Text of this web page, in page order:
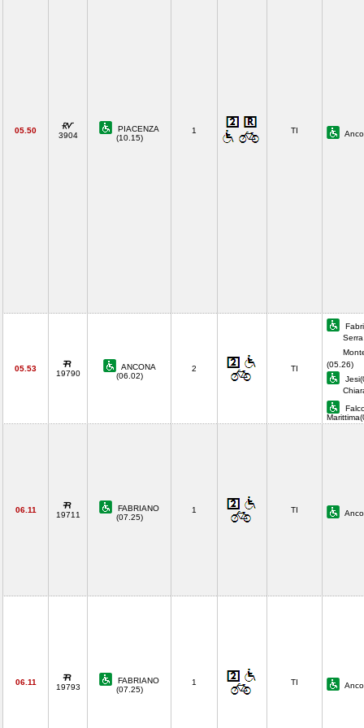
05.50
3904
PIACENZA
(10.15)
1 TI
05.53
19790
ANCONA
(06.02)
2 TI
(05.26)
06.11
19711
FABRIANO
(07.25)
1 TI
06.11
19793
FABRIANO
(07.25)
1 TI